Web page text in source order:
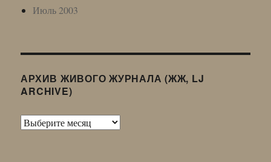
Июль 2003
АРХИВ ЖИВОГО ЖУРНАЛА (ЖЖ, LJ
ARCHIVE)
Архив